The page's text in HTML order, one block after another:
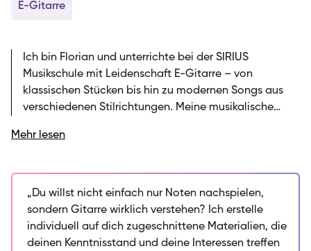
E-Gitarre
Ich bin Florian und unterrichte bei der SIRIUS
Musikschule mit Leidenschaft E-Gitarre – von
klassischen Stücken bis hin zu modernen Songs aus
verschiedenen Stilrichtungen. Meine musikalische
klassische Musik und mein Bachelor in Instrumental-
Musikakademie haben mir ein solides Fundament
gegeben, um dich auf deinem musikalischen Weg zu
begleiten. In meinem Unterricht geht es mir darum,
dass du nicht einfach nur Stücke nachspielst, sondern
auch verstehst, was du tust: Akkorde, Tonarten,
Mehr lesen
„Du willst nicht einfach nur Noten nachspielen,
sondern Gitarre wirklich verstehen? Ich erstelle
individuell auf dich zugeschnittene Materialien, die
deinen Kenntnisstand und deine Interessen treffen